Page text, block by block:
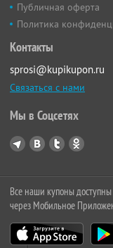
Публичная оферта
Политика
Контакты
sprosi@kupikupon.ru
Связаться с нами
Мы в Соцсетях
Все наши купоны доступны
через Мобильное